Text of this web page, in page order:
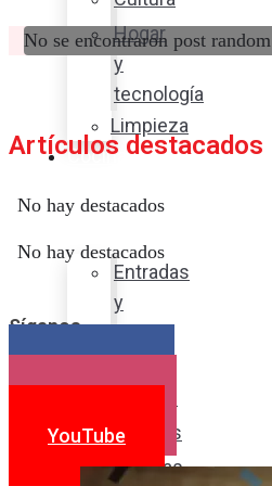
Hogar
y
tecnología
Limpieza
Cocina
sabor
Entradas
y
Postres
Bebidas
No se encontraron post random
Artículos destacados
No hay destacados
No hay destacados
Síganos
YouTube